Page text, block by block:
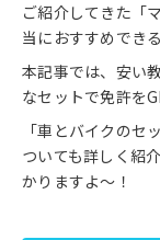
ご紹介してきた「
当におすすめでき
本記事では、安い
なセットで免許を
「車とバイクの
ついても詳しく紹
かりますよ〜！